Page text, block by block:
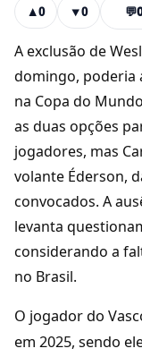
▲0 ▼0 💬
A exclusão de
domingo, poderia
na Copa do
as duas opções
jogadores, mas
volante Éderson,
convocados. A
levanta
considerando a
no Brasil.
O jogador do
em 2025, sendo